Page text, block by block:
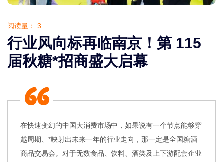
阅读量： 3
行业风向标再临南京！第 115
届秋糖*招商盛大启幕
在快速变幻的中国大消费市场中，如果说有一个节点能够穿
越周期、*映射出未来一年的行业走向，那一定是全国糖酒
商品交易会。对于无数食品、饮料、酒类及上下游配套企业